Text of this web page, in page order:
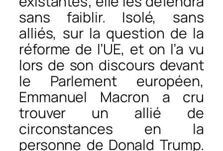
sans faiblir. Isolé, sans
alliés, sur la question de la
réforme de l’UE, et on l’a vu
lors de son discours devant
le Parlement européen,
Emmanuel Macron a cru
trouver un allié de
circonstances en la
personne de Donald Trump.